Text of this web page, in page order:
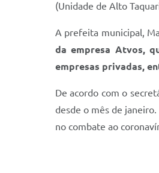
(Unidade de Alto
A prefeita municipal,
da empresa Atvos,
empresas privadas,
De acordo com o
desde o mês de
no combate ao